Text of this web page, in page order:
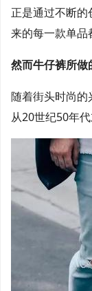
正是通过不断
来的每一款单品
然而牛仔裤所做
随着街头时尚的
从20世纪50年